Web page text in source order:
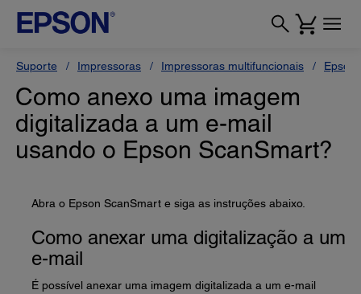
Suporte Impressoras Impressoras multifuncionais Epson
Como anexo uma imagem
digitalizada a um e-mail
usando o Epson ScanSmart?
Abra o Epson ScanSmart e siga as instruções abaixo.
Como anexar uma digitalização a um
e-mail
É possível anexar uma imagem digitalizada a um e-mail